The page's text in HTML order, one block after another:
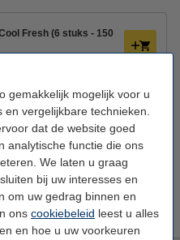
gemakkelijk mogelijk voor u
vergelijkbare technieken.
dat de website goed
analytische functie die ons
We laten u graag
bij uw interesses en
om uw gedrag binnen en
ons cookiebeleid leest u alles
en hoe u uw voorkeuren
Fresh (6 stuks - 150
(250 ml)
ml)